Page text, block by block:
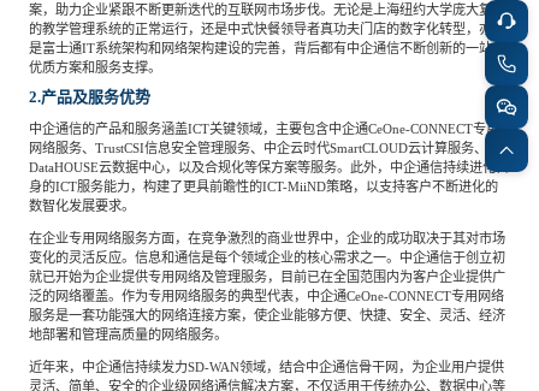
案，助力企业紧跟不断更新迭代的互联网市场步伐。无论是上海纽约大学庞大复杂
的教学管理系统的正常运行，还是中式快餐领导者真功夫门店的数字化转型，亦或
是富士通IT系统架构和网络架构建设的完善，背后都有中企通信不断创新的一站式
优质方案和服务支撑。
2.产品及服务优势
中企通信的产品和服务涵盖ICT关键领域，主要包含中企通CeOne-CONNECT专用
网络服务、TrustCSI信息安全管理服务、中企云时代SmartCLOUD云计算服务、
DataHOUSE云数据中心，以及合规化等保方案等服务。此外，中企通信持续进化自
身的ICT服务能力，构建了更具前瞻性的ICT-MiiND策略，以支持客户不断进化的
数智化发展要求。
在企业专用网络服务方面，在竞争激烈的商业世界中，企业的成功取决于其对市场
变化的灵活反应。信息和通信是每个领域企业的核心需求之一。中企通信于创立初
就已开始为企业提供专用网络及管理服务，目前已在全国范围内为客户企业提供广
泛的网络覆盖。作为专用网络服务的典型代表，中企通CeOne-CONNECT专用网络
服务是一套功能强大的网络连接方案，使企业能够方便、快捷、安全、灵活、经济
地部署和管理高质量的网络服务。
近年来，中企通信持续发力SD-WAN领域，结合中企通信骨干网，为企业用户提供
灵活、简单、安全的企业级网络通信解决方案，不仅适用于传统办公、数据中心等